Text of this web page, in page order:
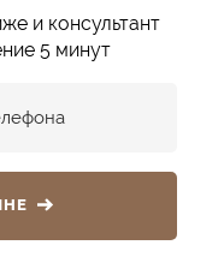
и консультант
5 минут